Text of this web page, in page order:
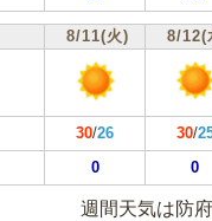
8/11(火) 8/12(
30/26 30/
0 0
週間天気は防